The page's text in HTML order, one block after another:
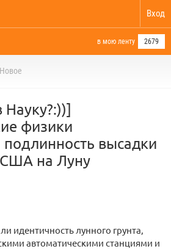
Вход
в мою ленту 2679
Новое
физики
высадки
США на Луну
идентичность лунного грунта,
автоматическими станциями и